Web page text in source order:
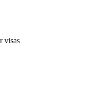
visas